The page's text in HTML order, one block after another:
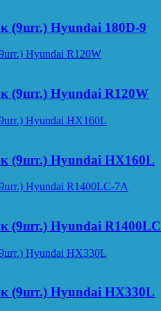
(9шт.) Hyundai 180D-9
(9шт.) Hyundai R120W
(9шт.) Hyundai HX160L
(9шт.) Hyundai
(9шт.) Hyundai HX330L